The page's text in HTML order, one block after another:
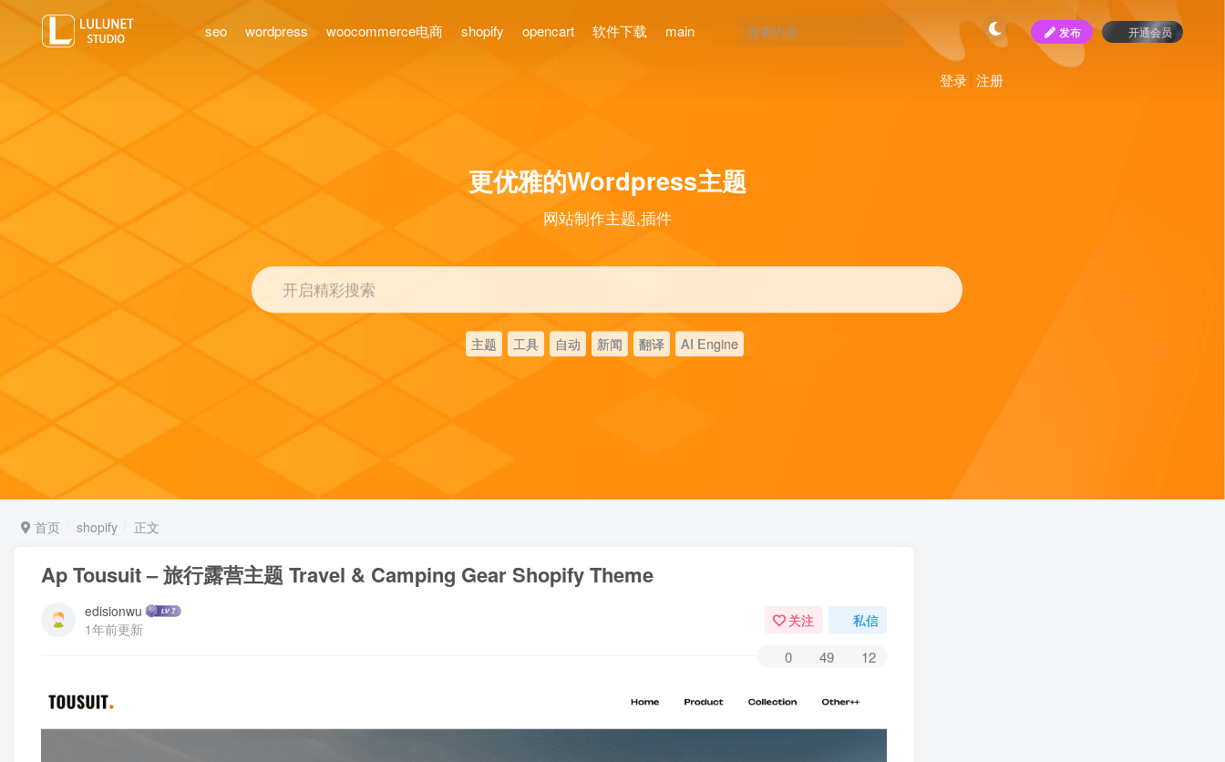
seo wordpress woocommerce电商 shopify opencart 软件下载 main 发布 开通会员
登录 注册
更优雅的Wordpress主题
网站制作主题,插件
开启精彩搜索
主题 工具 自动 新闻 翻译 AI Engine
首页 shopify 正文
Ap Tousuit – 旅行露营主题 Travel & Camping Gear Shopify Theme
edisionwu
1年前更新
关注 私信
0 49 12